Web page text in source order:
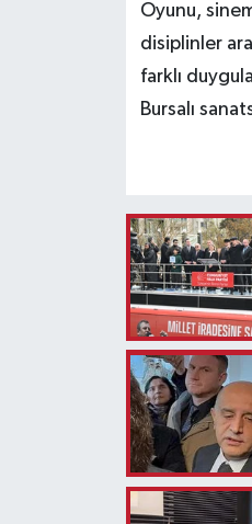
Oyunu,
disiplinler
farklı
Bursalı